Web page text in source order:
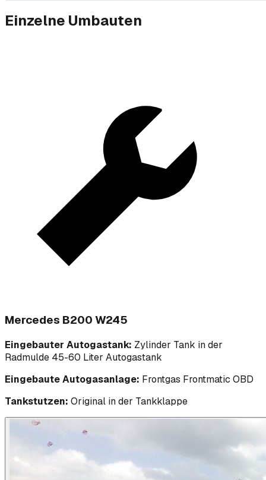
Einzelne Umbauten
Mercedes B200 W245
Eingebauter Autogastank: Zylinder Tank in der
Radmulde 45-60 Liter Autogastank
Eingebaute Autogasanlage: Frontgas Frontmatic OBD
Tankstutzen: Original in der Tankklappe